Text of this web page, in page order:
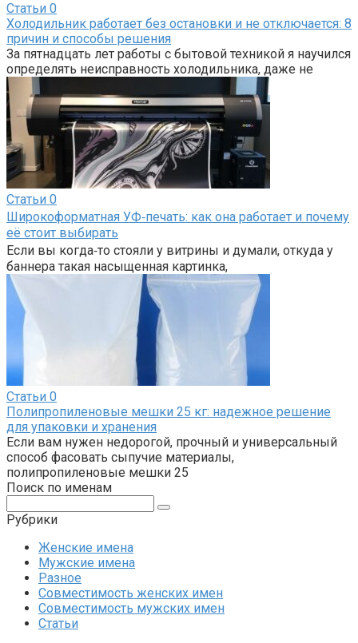
Статьи 0
Холодильник работает без остановки и не отключается: 8
причин и способы решения
За пятнадцать лет работы с бытовой техникой я научился
определять неисправность холодильника, даже не
Статьи 0
Широкоформатная УФ‑печать: как она работает и почему
её стоит выбирать
Если вы когда‑то стояли у витрины и думали, откуда у
баннера такая насыщенная картинка,
Статьи 0
Полипропиленовые мешки 25 кг: надежное решение
для упаковки и хранения
Если вам нужен недорогой, прочный и универсальный
способ фасовать сыпучие материалы,
полипропиленовые мешки 25
Поиск по именам
Рубрики
Женские имена
Мужские имена
Разное
Совместимость женских имен
Совместимость мужских имен
Статьи